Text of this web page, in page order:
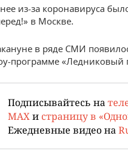
из-за коронавируса
в Москве.
в ряде СМИ
программе «Ледниковый
Подписывайтесь на
MAX и страницу в
Ежедневные видео на